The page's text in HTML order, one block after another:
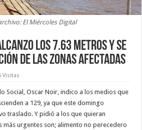
El Miércoles Digital
los 7.63 metros y se
de las zonas afectadas
Visitas
Social, Oscar Noir, indico a los medios que
a 129, ya que este domingo
traslado. Y pidió a los que quieran
más urgentes son; alimento no perecedero